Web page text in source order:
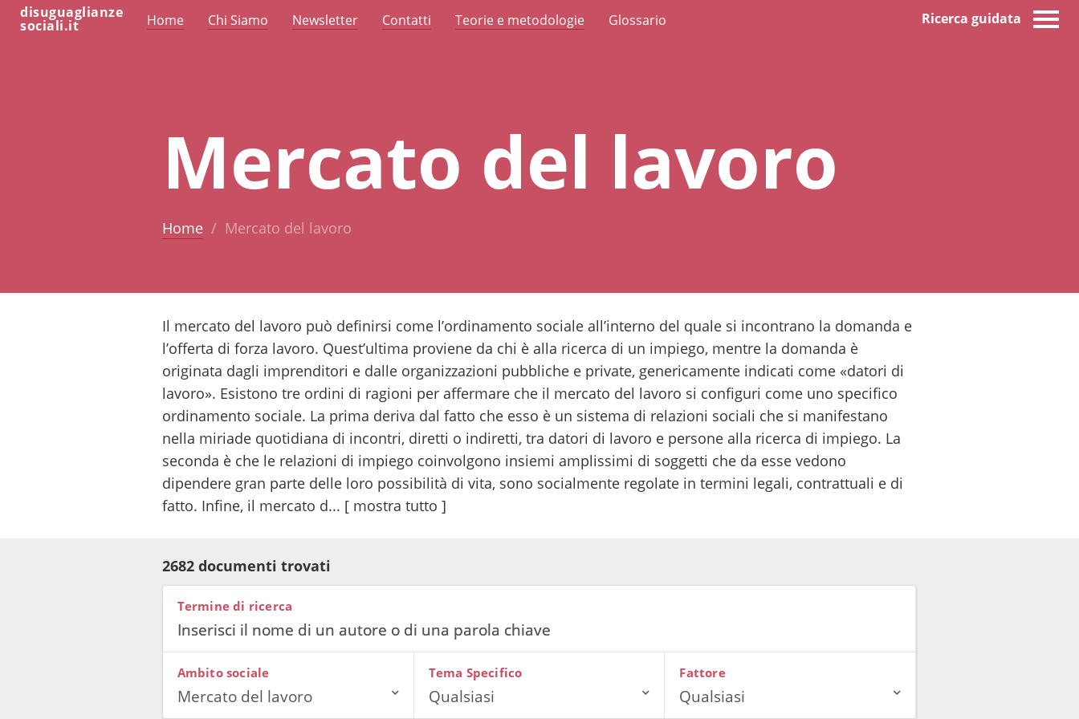
disuguaglianze
sociali.it Home Chi Siamo Newsletter Contatti Teorie e metodologie Glossario Ricerca guidata
Mercato del lavoro
Home Mercato del lavoro
Il mercato del lavoro può definirsi come l’ordinamento sociale all’interno del quale si incontrano la domanda e
l’offerta di forza lavoro. Quest’ultima proviene da chi è alla ricerca di un impiego, mentre la domanda è
originata dagli imprenditori e dalle organizzazioni pubbliche e private, genericamente indicati come «datori di
lavoro». Esistono tre ordini di ragioni per affermare che il mercato del lavoro si configuri come uno specifico
ordinamento sociale. La prima deriva dal fatto che esso è un sistema di relazioni sociali che si manifestano
nella miriade quotidiana di incontri, diretti o indiretti, tra datori di lavoro e persone alla ricerca di impiego. La
seconda è che le relazioni di impiego coinvolgono insiemi amplissimi di soggetti che da esse vedono
dipendere gran parte delle loro possibilità di vita, sono socialmente regolate in termini legali, contrattuali e di
fatto. Infine, il mercato d... [ mostra tutto ]
2682 documenti trovati
Termine di ricerca
Ambito sociale
Mercato del lavoro
Tema Specifico
Qualsiasi
Fattore
Qualsiasi